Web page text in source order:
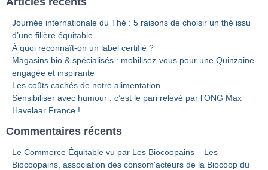
Journée internationale du Thé : 5 raisons de choisir un thé issu
d’une filière équitable
À quoi reconnaît-on un label certifié ?
Magasins bio & spécialisés : mobilisez-vous pour une Quinzaine
engagée et inspirante
Les coûts cachés de notre alimentation
Sensibiliser avec humour : c’est le pari relevé par l’ONG Max
Havelaar France !
Commentaires récents
Le Commerce Équitable vu par Les Biocoopains – Les
Biocoopains, association des consom'acteurs de la Biocoop du